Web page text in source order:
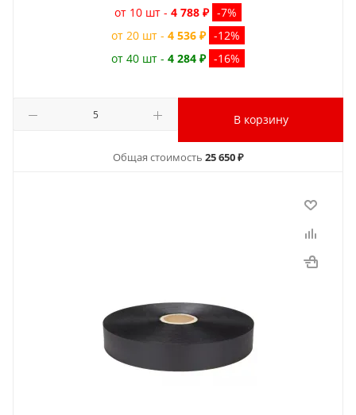
от 10 шт - 4 788 ₽ -7%
от 20 шт - 4 536 ₽ -12%
от 40 шт - 4 284 ₽ -16%
В корзину
Общая стоимость 25 650 ₽